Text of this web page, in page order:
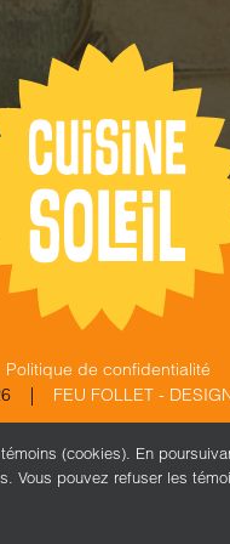
Politique de confidentialité
| FEU FOLLET -
Facebook
(cookies). En
Vous pouvez refuser les